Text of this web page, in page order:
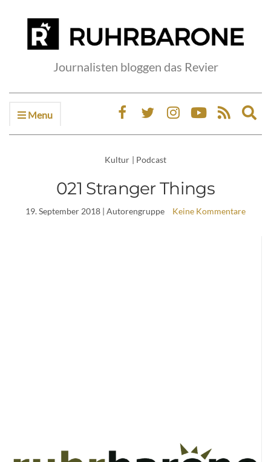
Journalisten bloggen das Revier
Menu
Kultur | Podcast
021 Stranger Things
19. September 2018 | Autorengruppe Keine Kommentare